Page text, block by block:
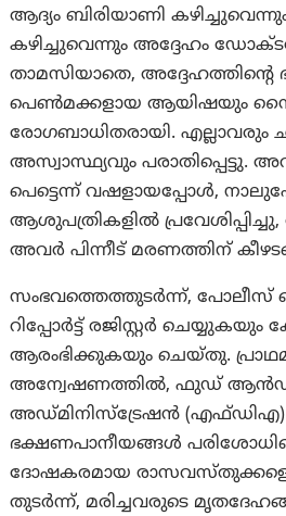
ആദ്യം ബിരിയാണി
കഴിച്ചുവെന്നും അദ്ദേഹം
താമസിയാതെ, അദ്ദേഹത്തിന്റെ
പെൺമക്കളായ ആയിഷയും
രോഗബാധിതരായി. എല്ലാവരും
അസ്വാസ്ഥ്യവും
പെട്ടെന്ന് വഷളായപ്പോൾ,
ആശുപത്രികളിൽ
അവർ പിന്നീട് മരണത്തിന്
സംഭവത്തെത്തുടർന്ന്, പോലീസ്
റിപ്പോർട്ട് രജിസ്റ്റർ
ആരംഭിക്കുകയും ചെയ്തു.
അന്വേഷണത്തിൽ, ഫുഡ്
അഡ്മിനിസ്ട്രേഷൻ
ഭക്ഷണപാനീയങ്ങൾ
ദോഷകരമായ
തുടർന്ന്, മരിച്ചവരുടെ